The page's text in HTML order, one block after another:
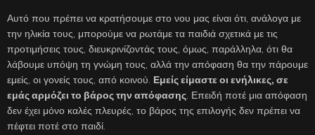
Αυτό που πρέπει να κρατήσουμε στο νου μας είναι ότι, ανάλογα με
την ηλικία τους, μπορούμε να ρωτάμε τα παιδιά σχετικά με τις
προτιμήσεις τους, διευκρινίζοντάς τους, όμως, παράλληλα, ότι θα
λάβουμε υπόψη τη γνώμη τους, αλλά την απόφαση θα την πάρουμε
εμείς, οι γονείς τους, από κοινού. Εμείς είμαστε οι ενήλικες, σε
εμάς αρμόζει το βάρος την απόφασης . Επειδή ποτέ μια απόφαση
δεν έχει μόνο καλές πλευρές, το βάρος της επιλογής δεν πρέπει να
πέφτει ποτέ στο παιδί.